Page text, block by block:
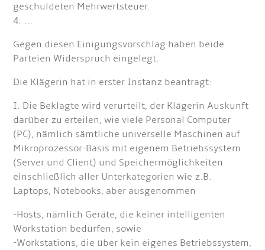
geschuldeten Mehrwertsteuer.
4. ...
Gegen diesen Einigungsvorschlag haben beide
Parteien Widerspruch eingelegt.
Die Klägerin hat in erster Instanz beantragt:
I. Die Beklagte wird verurteilt, der Klägerin Auskunft
darüber zu erteilen, wie viele Personal Computer
(PC), nämlich sämtliche universelle Maschinen auf
Mikroprozessor-Basis mit eigenem Betriebssystem
(Server und Client) und Speichermöglichkeiten
einschließlich aller Unterkategorien wie z.B.
Laptops, Notebooks, aber ausgenommen
-Hosts, nämlich Geräte, die keiner intelligenten
Workstation bedürfen, sowie
-Workstations, die über kein eigenes Betriebssystem,